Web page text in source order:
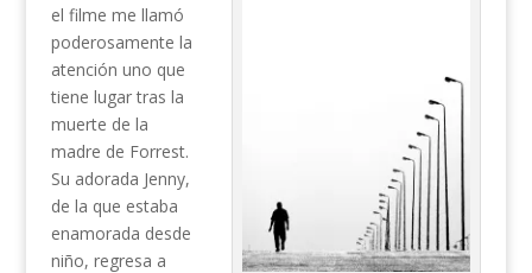
el filme me llamó
poderosamente la
atención uno que
tiene lugar tras la
muerte de la
madre de Forrest.
Su adorada Jenny,
de la que estaba
enamorada desde
niño, regresa a